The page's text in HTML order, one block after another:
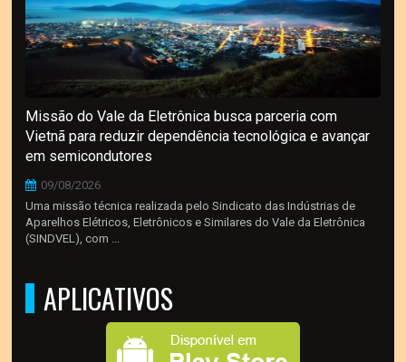
Missão do Vale da Eletrônica busca parceria com
Vietnã para reduzir dependência tecnológica e avançar
em semicondutores
09/08/2026
Uma missão técnica realizada pelo Sindicato das Indústrias de
Aparelhos Elétricos, Eletrônicos e Similares do Vale da Eletrônica
(SINDVEL), com ...
APLICATIVOS